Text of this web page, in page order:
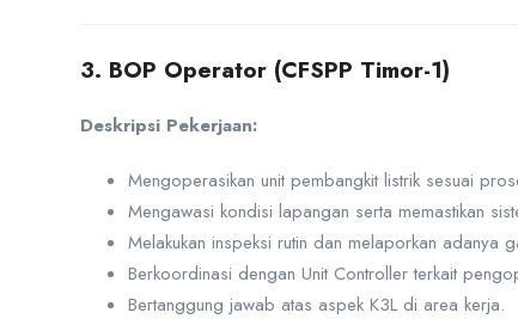
3. BOP Operator (CFSPP Timor-1)
Deskripsi Pekerjaan:
Mengoperasikan unit pembangkit listrik sesuai
Mengawasi kondisi lapangan serta memastikan
Melakukan inspeksi rutin dan melaporkan adanya
Berkoordinasi dengan Unit Controller terkait
Bertanggung jawab atas aspek K3L di area kerja.